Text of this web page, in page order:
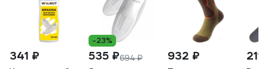
341 ₽
-23%
535 ₽694 ₽ 932 ₽ 211